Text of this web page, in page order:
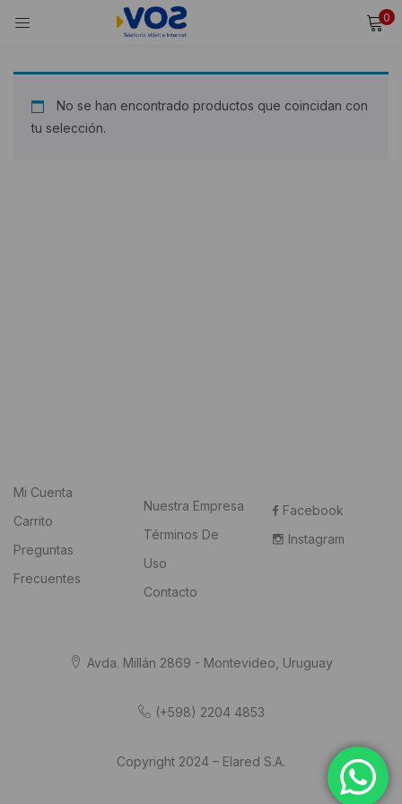
0
INICIAR SESIÓN
No se han encontrado productos que coincidan con
tu selección.
Mi Cuenta
Carrito
Preguntas
Frecuentes
Nuestra Empresa
Términos De
Uso
Contacto
Facebook
Instagram
Avda. Millán 2869 - Montevideo, Uruguay
(+598) 2204 4853
Copyright 2024 – Elared S.A.